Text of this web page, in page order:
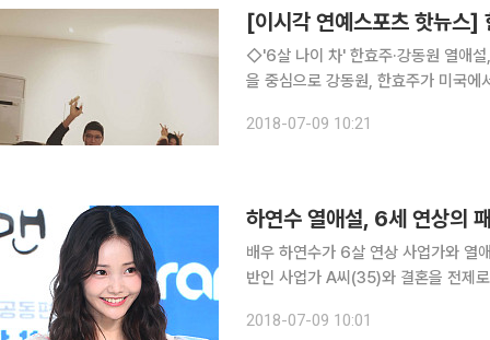
◇'6살 나이 차' 한효주·강동원 열애설, 이태원·미국
을 중심으로 강동원, 한효주가 미국
는 선글라스를 착용했고, 강동원은 마
2018-07-09 10:21
하연수 열애설, 6세 연상의
배우 하연수가 6살 연상 사업가와 열애설에 휩싸였다. 9일 한 언론
반인 사업가 A씨(35)와 결혼을 전제로 진지하게
다. 그러면서 매체는 하연수가 A씨가
2018-07-09 10:01